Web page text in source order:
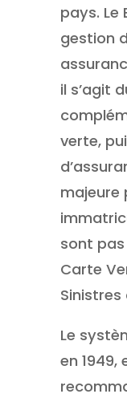
pays. Le
gestion
il s’agit
verte,
majeure
sont
Carte
Le
en 1949,